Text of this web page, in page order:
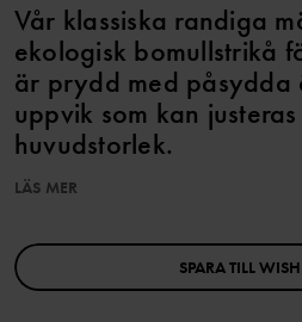
Vår klassiska randiga
ekologisk bomullstrikå
är prydd med påsydda
uppvik som kan
huvudstorlek.
Artikelnummer:60603375
LÄS MER
SPARA TILL